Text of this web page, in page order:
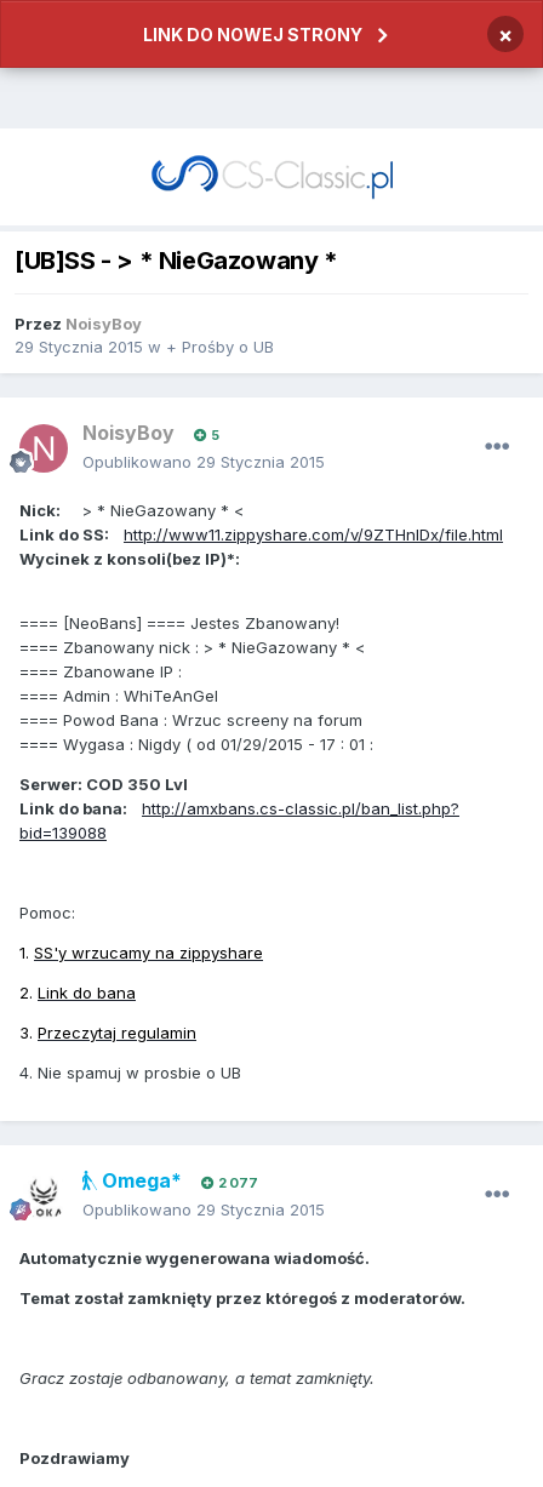
LINK DO NOWEJ STRONY ×
[UB]SS - > * NieGazowany *
Przez NoisyBoy
29 Stycznia 2015 w + Prośby o UB
NoisyBoy 5
Opublikowano 29 Stycznia 2015
Nick: > * NieGazowany * <
Link do SS: http://www11.zippyshare.com/v/9ZTHnIDx/file.html
Wycinek z konsoli(bez IP)*:
==== [NeoBans] ==== Jestes Zbanowany!
==== Zbanowany nick : > * NieGazowany * <
==== Zbanowane IP :
==== Admin : WhiTeAnGel
==== Powod Bana : Wrzuc screeny na forum
==== Wygasa : Nigdy ( od 01/29/2015 - 17 : 01 :
Serwer: COD 350 Lvl
Link do bana: http://amxbans.cs-classic.pl/ban_list.php?
bid=139088
Pomoc:
1. SS'y wrzucamy na zippyshare
2. Link do bana
3. Przeczytaj regulamin
4. Nie spamuj w prosbie o UB
Omega* 2 077
Opublikowano 29 Stycznia 2015
Automatycznie wygenerowana wiadomość.
Temat został zamknięty przez któregoś z moderatorów.
Gracz zostaje odbanowany, a temat zamknięty.
Pozdrawiamy